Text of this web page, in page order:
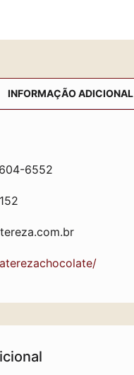
INFORMAÇÃO ADICIONAL
6552